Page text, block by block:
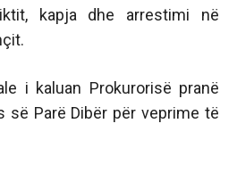
kapja dhe arrestimi në
i kaluan Prokurorisë pranë
së Parë Dibër për veprime të